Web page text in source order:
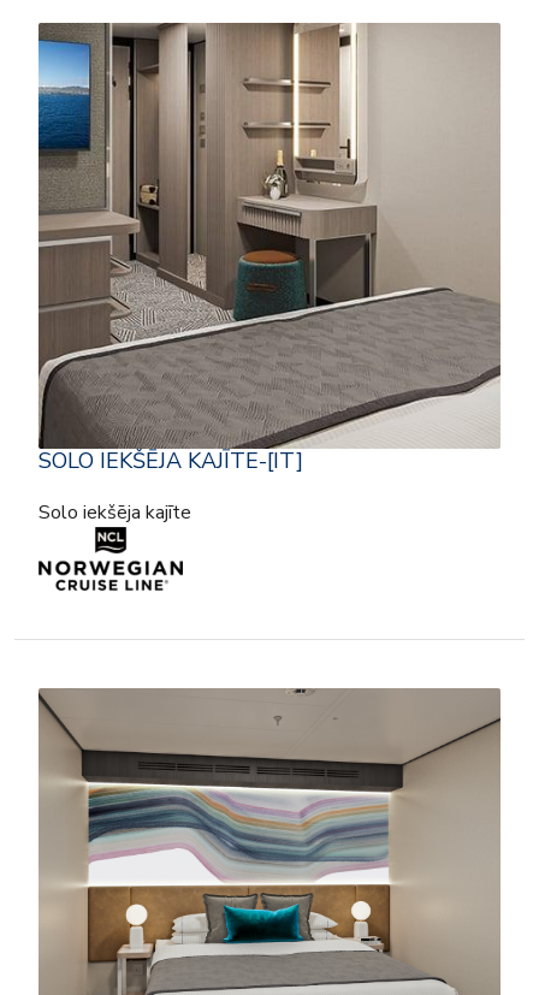
SOLO IEKŠĒJA KAJĪTE-[IT]
Solo iekšēja kajīte